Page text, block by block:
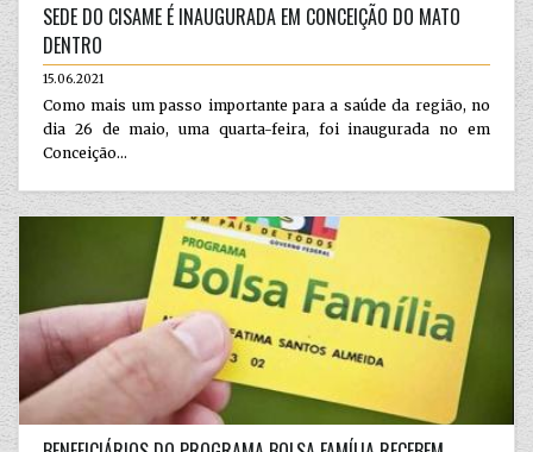
SEDE DO CISAME É INAUGURADA EM CONCEIÇÃO DO MATO
DENTRO
15.06.2021
Como mais um passo importante para a saúde da região, no
dia 26 de maio, uma quarta-feira, foi inaugurada no em
Conceição...